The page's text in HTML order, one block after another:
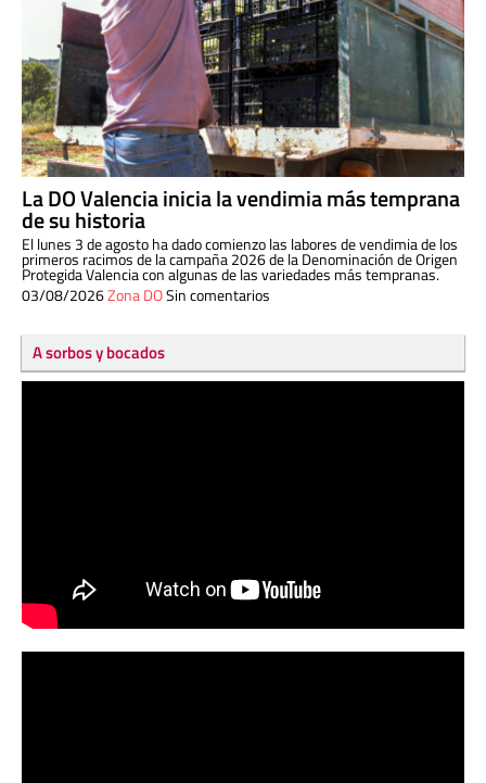
La DO Valencia inicia la vendimia más temprana
de su historia
El lunes 3 de agosto ha dado comienzo las labores de vendimia de los
primeros racimos de la campaña 2026 de la Denominación de Origen
Protegida Valencia con algunas de las variedades más tempranas.
03/08/2026Zona DOSin comentarios
A sorbos y bocados